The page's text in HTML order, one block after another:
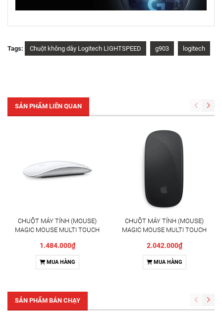
Tags: Chuột không dây Logitech LIGHTSPEED g903 logitech
SẢN PHẨM LIÊN QUAN
CHUỘT MÁY TÍNH (MOUSE)
MAGIC MOUSE MULTI TOUCH
A)
1.484.000₫
MUA HÀNG
CHUỘT MÁY TÍNH (MOUSE)
MAGIC MOUSE MULTI TOUCH
A)
2.042.000₫
MUA HÀNG
SẢN PHẨM BÁN CHẠY